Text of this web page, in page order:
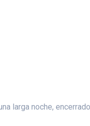
larga noche,